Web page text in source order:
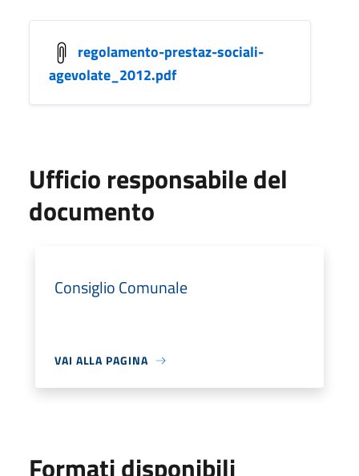
regolamento-prestaz-sociali-
agevolate_2012.pdf
Ufficio responsabile del
documento
Consiglio Comunale
VAI ALLA PAGINA
Formati disponibili